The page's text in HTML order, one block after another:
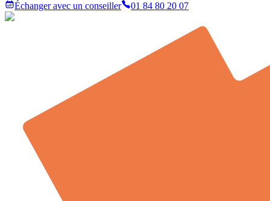
Échanger avec un conseiller
01 84 80 20 07